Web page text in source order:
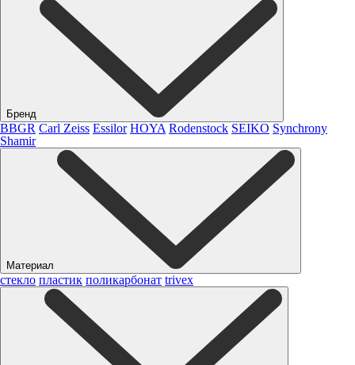
Бренд
BBGR Carl Zeiss Essilor HOYA Rodenstock SEIKO Synchrony
Shamir
Материал
стекло пластик поликарбонат trivex